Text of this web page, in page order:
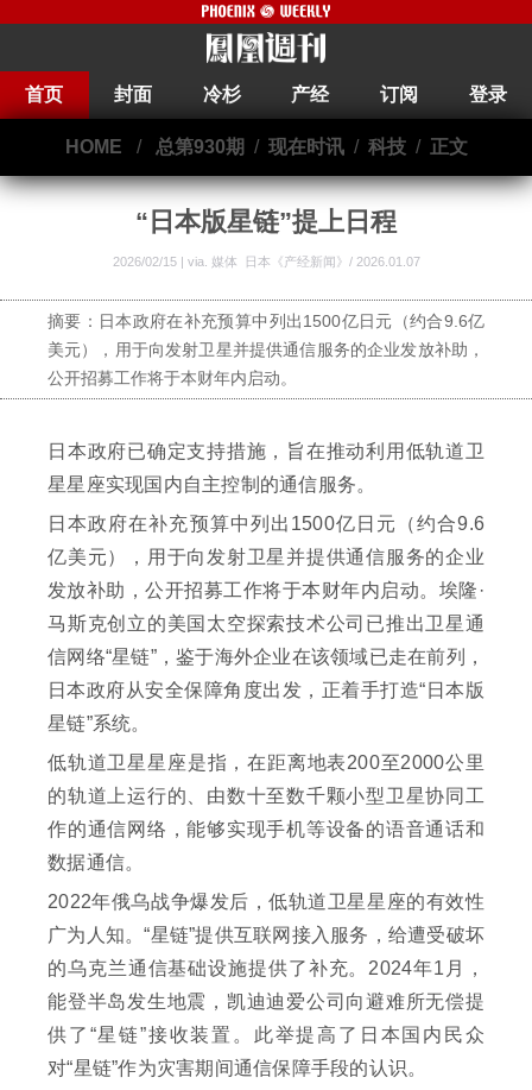
首页 封面 冷杉 产经 订阅 登录
HOME / 总第930期 / 现在时讯/ 科技/ 正文
“日本版星链”提上日程
2026/02/15 | via. 媒体 日本《产经新闻》/ 2026.01.07
摘要：日本政府在补充预算中列出1500亿日元（约合9.6亿
美元），用于向发射卫星并提供通信服务的企业发放补助，
公开招募工作将于本财年内启动。
日本政府已确定支持措施，旨在推动利用低轨道卫
星星座实现国内自主控制的通信服务。
日本政府在补充预算中列出1500亿日元（约合9.6
亿美元），用于向发射卫星并提供通信服务的企业
发放补助，公开招募工作将于本财年内启动。埃隆·
马斯克创立的美国太空探索技术公司已推出卫星通
信网络“星链”，鉴于海外企业在该领域已走在前列，
日本政府从安全保障角度出发，正着手打造“日本版
星链”系统。
低轨道卫星星座是指，在距离地表200至2000公里
的轨道上运行的、由数十至数千颗小型卫星协同工
作的通信网络，能够实现手机等设备的语音通话和
数据通信。
2022年俄乌战争爆发后，低轨道卫星星座的有效性
广为人知。“星链”提供互联网接入服务，给遭受破坏
的乌克兰通信基础设施提供了补充。2024年1月，
能登半岛发生地震，凯迪迪爱公司向避难所无偿提
供了“星链”接收装置。此举提高了日本国内民众
对“星链”作为灾害期间通信保障手段的认识。